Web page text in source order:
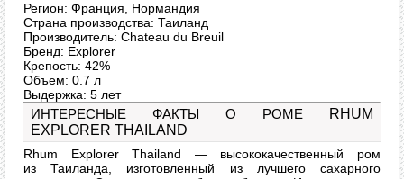
Цена: 1455 грн.
В наличии
" class="button-gr" />
- или -
Регион: Франция, Нормандия
Страна производства: Таиланд
Производитель: Chateau du Breuil
Бренд: Explorer
Крепость: 42%
Объем: 0.7 л
Выдержка: 5 лет
ИНТЕРЕСНЫЕ ФАКТЫ О РОМЕ
RHUM
EXPLORER THAILAND
Rhum ExplorerThailand — высококачественный ром
изТаиланда , изготовленный из лучшего сахарного